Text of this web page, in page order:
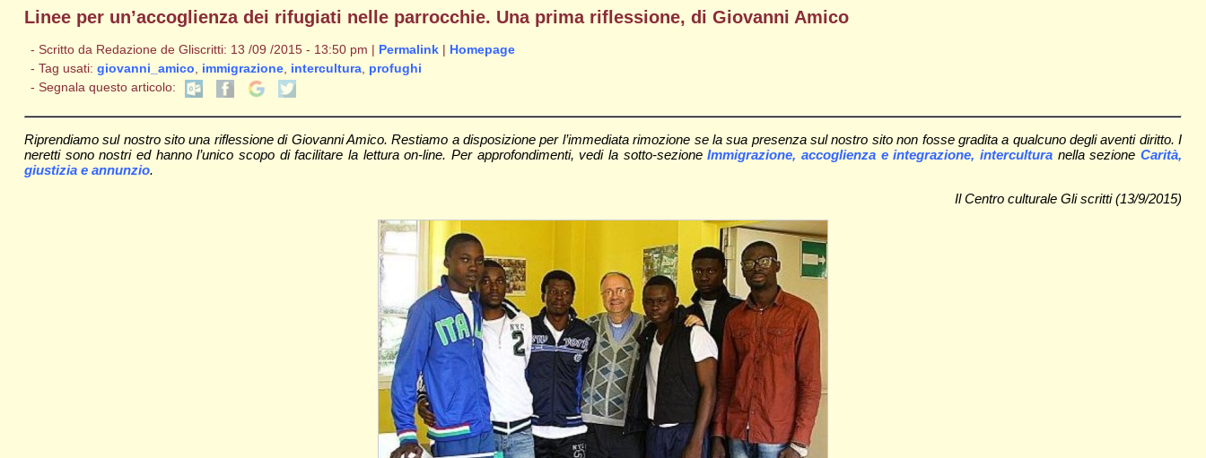
Linee per un’accoglienza dei rifugiati nelle parrocchie. Una prima riflessione, di Giovanni Amico
- Scritto da Redazione de Gliscritti: 13 /09 /2015 - 13:50 pm | Permalink| Homepage
- Tag usati: giovanni_amico immigrazione, intercultura, profughi
- Segnala questo articolo:
Riprendiamo sul nostro sito una riflessione di Giovanni Amico. Restiamo a disposizione per l’immediata rimozione se la sua presenza sul nostro sito non fosse gradita a qualcuno degli aventi diritto. I
neretti sono nostri ed hanno l’unico scopo di facilitare la lettura on-line. Per approfondimenti, vedi la sotto-sezioneImmigrazione, accoglienza e integrazione, intercultura nella sezioneCarità,
giustizia e annunzio.
Il Centro culturale Gli scritti (13/9/2015)